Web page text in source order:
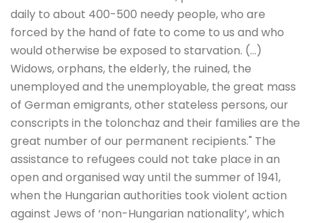
daily to about 400-500 needy people, who are
forced by the hand of fate to come to us and who
would otherwise be exposed to starvation. (…)
Widows, orphans, the elderly, the ruined, the
unemployed and the unemployable, the great mass
of German emigrants, other stateless persons, our
conscripts in the tolonchaz and their families are the
great number of our permanent recipients." The
assistance to refugees could not take place in an
open and organised way until the summer of 1941,
when the Hungarian authorities took violent action
against Jews of ‘non-Hungarian nationality’, which